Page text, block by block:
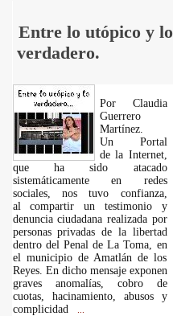
Entre lo utópico y lo
verdadero.
Por Claudia
Guerrero
Martínez.
​Un Portal
de la Internet,
que ha sido atacado
sistemáticamente en redes
sociales, nos tuvo confianza,
al compartir un testimonio y
denuncia ciudadana realizada por
personas privadas de la libertad
dentro del Penal de La Toma, en
el municipio de Amatlán de los
Reyes. En dicho mensaje exponen
graves anomalías, cobro de
cuotas, hacinamiento, abusos y
complicidad